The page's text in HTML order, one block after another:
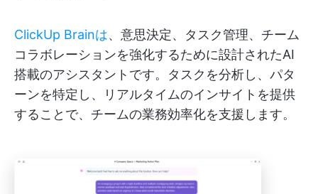
ClickUp Brainは、意思決定、タスク管理、チーム
コラボレーションを強化するために設計されたAI
搭載のアシスタントです。タスクを分析し、パタ
ーンを特定し、リアルタイムのインサイトを提供
することで、チームの業務効率化を支援します。